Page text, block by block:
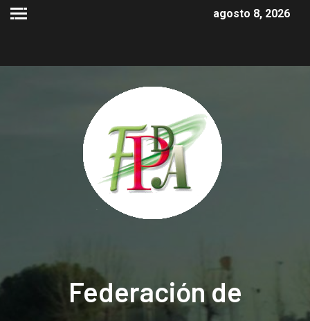
agosto 8, 2026
Federación de